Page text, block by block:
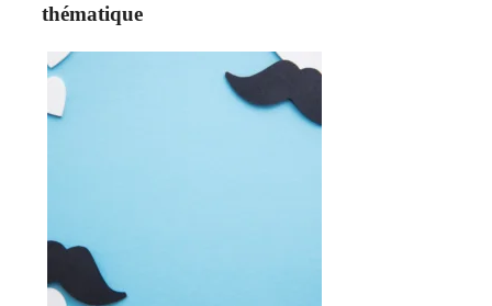
thématique